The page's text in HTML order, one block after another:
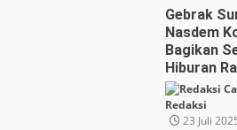
Gebrak
Nasdem
Bagikan
Hiburan
Redaksi
23 Juli